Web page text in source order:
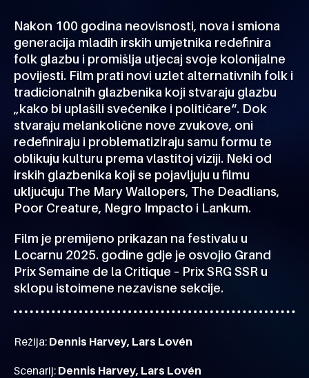
Nakon 100 godina neovisnosti, nova i smiona
generacija mladih irskih umjetnika redefinira
folk glazbu i promišlja utjecaj svoje kolonijalne
povijesti. Film prati novi uzlet alternativnih folk i
tradicionalnih glazbenika koji stvaraju glazbu
„kako bi uplašili svećenike i političare“. Dok
stvaraju melankolične nove zvukove, oni
redefiniraju i problematiziraju samu formu te
oblikuju kulturu prema vlastitoj viziji. Neki od
irskih glazbenika koji se pojavljuju u filmu
uključuju The Mary Wallopers, The Deadlians,
Poor Creature, Negro Impacto i Lankum.
Film je premijeno prikazan na festivalu u
Locarnu 2025. godine gdje je osvojio Grand
Prix Semaine de la Critique – Prix SRG SSR u
sklopu istoimene nezavisne sekcije.
Režija: Dennis Harvey, Lars Lovén
Scenarij: Dennis Harvey, Lars Lovén